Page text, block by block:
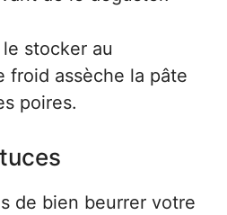
stocker au
froid assèche la pâte
poires.
de bien beurrer votre